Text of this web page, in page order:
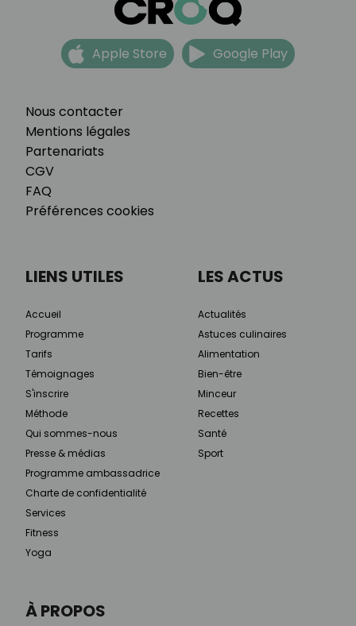
Nous contacter
Mentions légales
Partenariats
CGV
FAQ
Préférences cookies
Apple Store Google Play
À PROPOS
LIENS UTILES
Accueil
Programme
Tarifs
Témoignages
S'inscrire
Méthode
Qui sommes-nous
Presse & médias
Programme ambassadrice
Charte de confidentialité
Services
Fitness
Yoga
LES ACTUS
Actualités
Astuces culinaires
Alimentation
Bien-être
Minceur
Recettes
Santé
Sport